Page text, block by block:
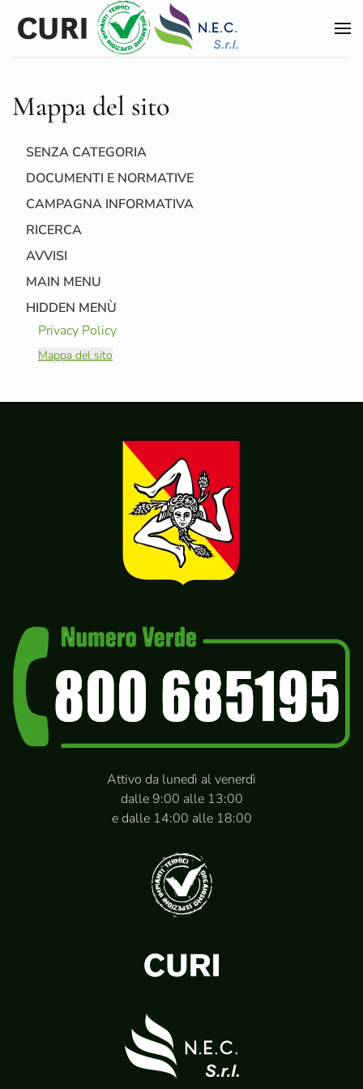
Skip to main content
Mappa del sito
SENZA CATEGORIA
DOCUMENTI E NORMATIVE
CAMPAGNA INFORMATIVA
RICERCA
AVVISI
MAIN MENU
HIDDEN MENÙ
Privacy Policy
Mappa del sito
Attivo da lunedì al venerdì
dalle 9:00 alle 13:00
e dalle 14:00 alle 18:00